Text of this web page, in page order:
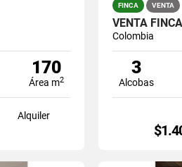
170
Área m2
Alquiler
FINCA VENTA
Colombia
3
Alcobas